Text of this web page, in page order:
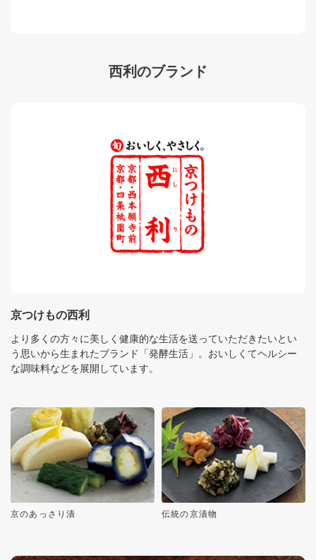
西利のブランド
京つけもの西利
より多くの方々に美しく健康的な生活を送っていただきたいとい
う思いから生まれたブランド「発酵生活」。おいしくてヘルシー
な調味料などを展開しています。
京のあっさり漬 伝統の京漬物